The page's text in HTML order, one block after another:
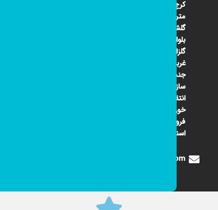
متری
گلشهر
بلوار
گلزار
غربی
جنب
سازمان
انتقال
خون
فروشگاه
اسنوا
Digione1360@gmail.com